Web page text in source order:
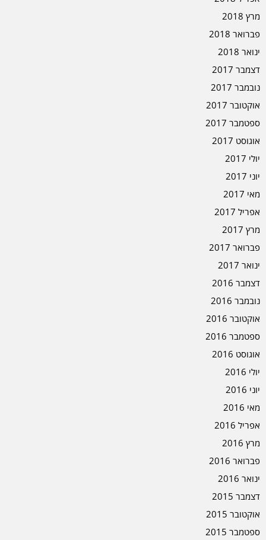
מרץ 2018
פברואר 2018
ינואר 2018
דצמבר 2017
נובמבר 2017
אוקטובר 2017
ספטמבר 2017
אוגוסט 2017
יולי 2017
יוני 2017
מאי 2017
אפריל 2017
מרץ 2017
פברואר 2017
ינואר 2017
דצמבר 2016
נובמבר 2016
אוקטובר 2016
ספטמבר 2016
אוגוסט 2016
יולי 2016
יוני 2016
מאי 2016
אפריל 2016
מרץ 2016
פברואר 2016
ינואר 2016
דצמבר 2015
אוקטובר 2015
ספטמבר 2015